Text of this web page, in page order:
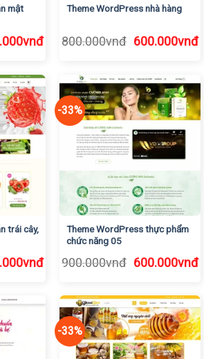
mật
vnđGiá
là:
600.000vnđ.
Theme WordPress nhà hàng
800.000vnđ Giá
800.000vnđ.
600.000vnđ
trái cây,
vnđGiá
600.000vnđ.
-33%
Theme WordPress thực phẩm
chức năng 05
900.000vnđ Giá
900.000vnđ.
600.000vnđ
-33%